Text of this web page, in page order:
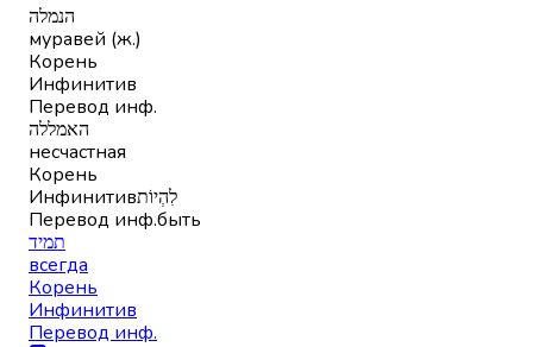
הנמלה
муравей (ж.)
Корень
Инфинитив
Перевод инф.
האמללה
несчастная
Корень
Инфинитивלִהְיוֹת
Перевод инф.быть
תמיד
всегда
Корень
Инфинитив
Перевод инф.